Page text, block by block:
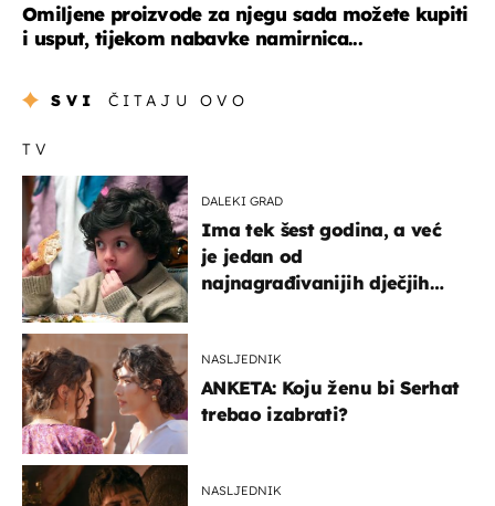
Omiljene proizvode za njegu sada možete kupiti
i usput, tijekom nabavke namirnica...
SVI ČITAJU OVO
TV
DALEKI GRAD
Ima tek šest godina, a već
je jedan od
najnagrađivanijih dječjih
NASLJEDNIK
ANKETA: Koju ženu bi Serhat
trebao izabrati?
NASLJEDNIK